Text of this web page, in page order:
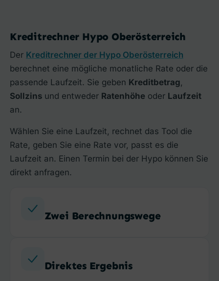
Kreditrechner Hypo Oberösterreich
Der Kreditrechner der Hypo Oberösterreich
berechnet eine mögliche monatliche Rate oder die
passende Laufzeit. Sie geben Kreditbetrag,
Sollzins und entweder Ratenhöhe oder Laufzeit
an.
Wählen Sie eine Laufzeit, rechnet das Tool die
Rate, geben Sie eine Rate vor, passt es die
Laufzeit an. Einen Termin bei der Hypo können Sie
direkt anfragen.
Zwei Berechnungswege
Direktes Ergebnis